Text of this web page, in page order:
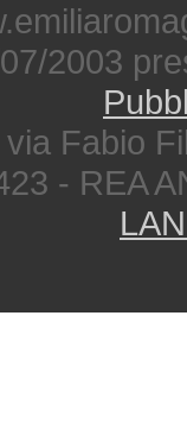
2003
Fabio
- REA